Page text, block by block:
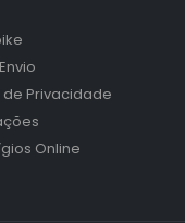
Privacidade
Online